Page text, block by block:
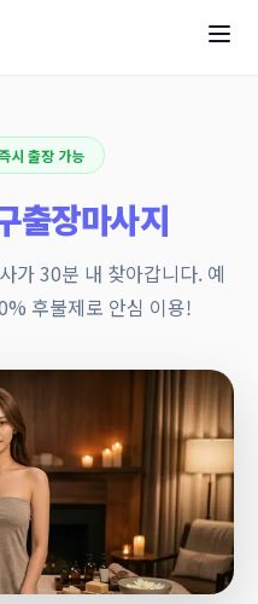
시 출장 가능
출장마사지
가 30분 내 찾아갑니다. 예
후불제로 안심 이용!